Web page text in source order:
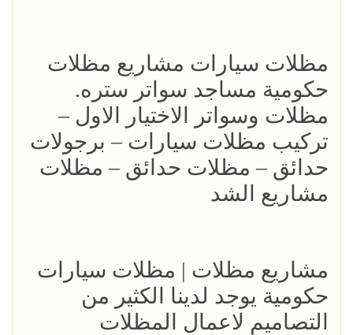
مظلات سيارات مشاريع مظلات
حكومية مساجد سواتر ستره.
مظلات وسواتر الاختيار الاول –
تركيب مظلات سيارات – برجولات
حدائق – مظلات حدائق – مظلات
مشاريع الشد
مشاريع مظلات | مظلات سيارات
حكومية يوجد لدينا الكثير من
التصاميم لاعمال المظلات